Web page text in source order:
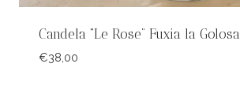
Candela “Le Rose” Fuxia la Golosa
€38,00